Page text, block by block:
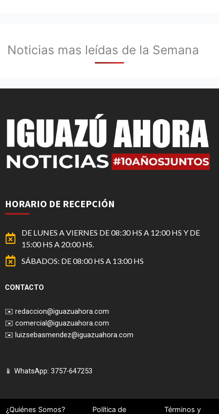
Noticias mas leídas de la Semana
HORARIO DE RECEPCIÓN
DE LUNES A VIERNES DE 08:30 HS A 12:00 HS Y DE
15:00 HS A 20:00 HS.
SÁBADOS: DE 08:00 HS A 13:00 HS
CONTACTO
✉️ redaccion@iguazuahora.com
✉️ comercial@iguazuahora.com
✉️ luizsebasmendez@iguazuahora.com
📱 WhatsApp: 3757-647253
¿Quiénes Somos? Política de Términos y